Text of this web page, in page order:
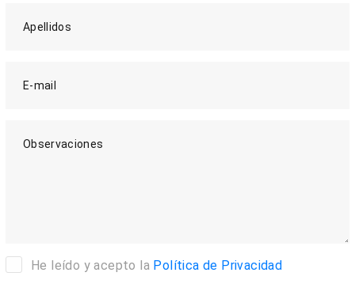
Apellidos
E-mail
Observaciones
He leído y acepto la Política de Privacidad